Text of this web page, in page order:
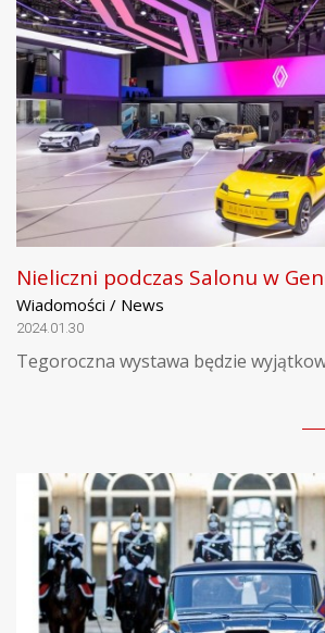
Nieliczni podczas Salonu w
Wiadomości / News
2024.01.30
Tegoroczna wystawa będzie